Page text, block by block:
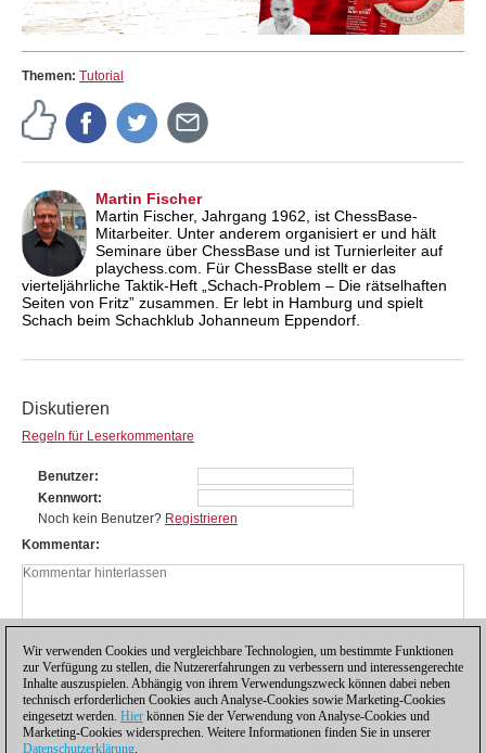
Themen: Tutorial
Martin Fischer
Martin Fischer, Jahrgang 1962, ist ChessBase-
Mitarbeiter. Unter anderem organisiert er und hält
Seminare über ChessBase und ist Turnierleiter auf
playchess.com. Für ChessBase stellt er das
vierteljährliche Taktik-Heft „Schach-Problem – Die rätselhaften
Seiten von Fritz” zusammen. Er lebt in Hamburg und spielt
Schach beim Schachklub Johanneum Eppendorf.
Diskutieren
Regeln für Leserkommentare
Benutzer
Kennwort
Noch kein Benutzer? Registrieren
Kommentar
Wir verwenden Cookies und vergleichbare Technologien, um bestimmte Funktionen
zur Verfügung zu stellen, die Nutzererfahrungen zu verbessern und interessengerechte
Inhalte auszuspielen. Abhängig von ihrem Verwendungszweck können dabei neben
technisch erforderlichen Cookies auch Analyse-Cookies sowie Marketing-Cookies
eingesetzt werden. Hier können Sie der Verwendung von Analyse-Cookies und
Marketing-Cookies widersprechen. Weitere Informationen finden Sie in unserer
Datenschutzerklärung.